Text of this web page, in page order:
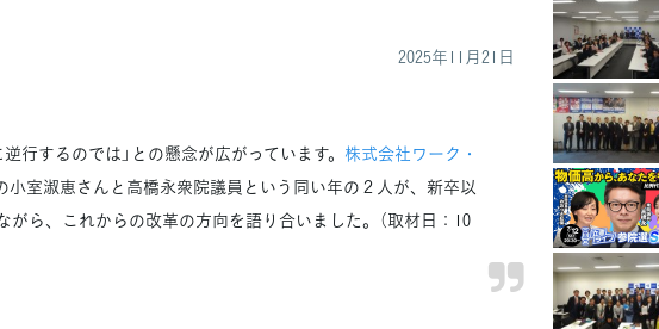
2025年11月21日
行するのでは」との懸念が広がっています。 株式会社ワーク・
小室淑恵さんと高橋永衆院議員という同い年の２人が、新卒以
ら、これからの改革の方向を語り合いました。（取材日：10